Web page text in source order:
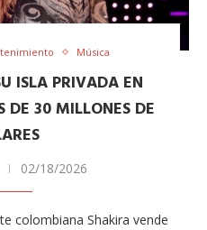
Música
ISLA PRIVADA EN
30 MILLONES DE
02/18/2026
colombiana Shakira vende